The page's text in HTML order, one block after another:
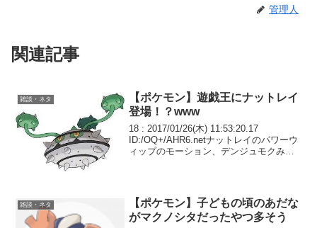
管理人
関連記事
雑談・ネタ
【ポケモン】遊戯王にナットレイ
登場！？www
18 : 2017/01/26(木) 11:53:20.17
ID:/OQ+/AHR6.netナットレイのパワーウ
ィップのモーション、デンジュモクみた
雑談・ネタ
【ポケモン】子どもの頃のあだな
がマクノシタだったやつ多そう